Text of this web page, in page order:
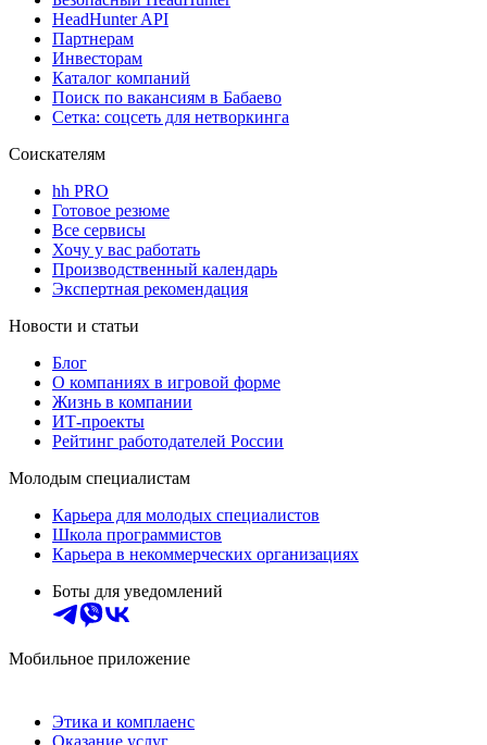
HeadHunter API
Партнерам
Инвесторам
Каталог компаний
Поиск по вакансиям в Бабаево
Сетка: соцсеть для нетворкинга
Соискателям
hh PRO
Готовое резюме
Все сервисы
Хочу у вас работать
Производственный календарь
Экспертная рекомендация
Новости и статьи
Блог
О компаниях в игровой форме
Жизнь в компании
ИТ-проекты
Рейтинг работодателей России
Молодым специалистам
Карьера для молодых специалистов
Школа программистов
Карьера в некоммерческих организациях
Боты для уведомлений
Мобильное приложение
Этика и комплаенс
Оказание услуг